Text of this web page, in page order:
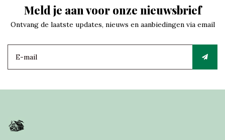
Meld je aan voor onze nieuwsbrief
Ontvang de laatste updates, nieuws en aanbiedingen via email